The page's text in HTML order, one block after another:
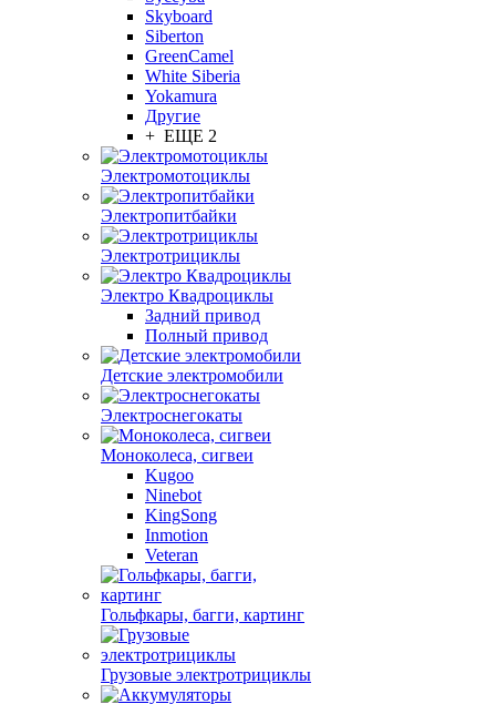
Skyboard
Siberton
GreenCamel
White Siberia
Yokamura
Другие
+ ЕЩЕ 2
Электромотоциклы
Электропитбайки
Электротрициклы
Электро Квадроциклы
Задний привод
Полный привод
Детские электромобили
Электроснегокаты
Моноколеса, сигвеи
Kugoo
Ninebot
KingSong
Inmotion
Veteran
Гольфкары, багги, картинг
Грузовые электротрициклы